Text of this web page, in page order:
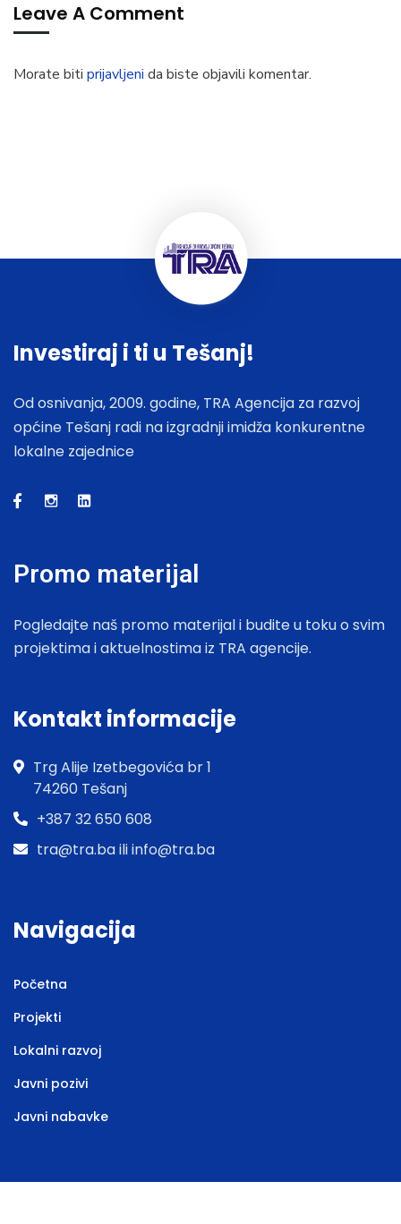
Leave A Comment
Morate biti prijavljeni da biste objavili komentar.
Investiraj i ti u Tešanj!
Od osnivanja, 2009. godine, TRA Agencija za razvoj
općine Tešanj radi na izgradnji imidža konkurentne
lokalne zajednice
Promo materijal
Pogledajte naš promo materijal i budite u toku o svim
projektima i aktuelnostima iz TRA agencije.
Kontakt informacije
Trg Alije Izetbegovića br 1
74260 Tešanj
+387 32 650 608
tra@tra.ba ili info@tra.ba
Navigacija
Početna
Projekti
Lokalni razvoj
Javni pozivi
Javni nabavke